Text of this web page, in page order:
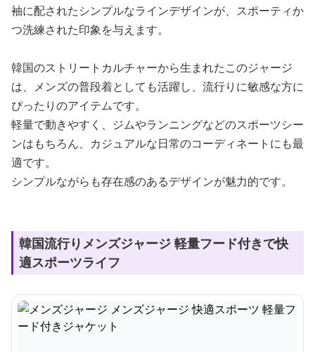
袖に配されたシンプルなラインデザインが、スポーティか
つ洗練された印象を与えます。
韓国のストリートカルチャーから生まれたこのジャージ
は、メンズの普段着としても活躍し、流行りに敏感な方に
ぴったりのアイテムです。
軽量で動きやすく、ジムやランニングなどのスポーツシー
ンはもちろん、カジュアルな日常のコーディネートにも最
適です。
シンプルながらも存在感のあるデザインが魅力的です。
韓国流行りメンズジャージ 軽量フード付きで快
適スポーツライフ